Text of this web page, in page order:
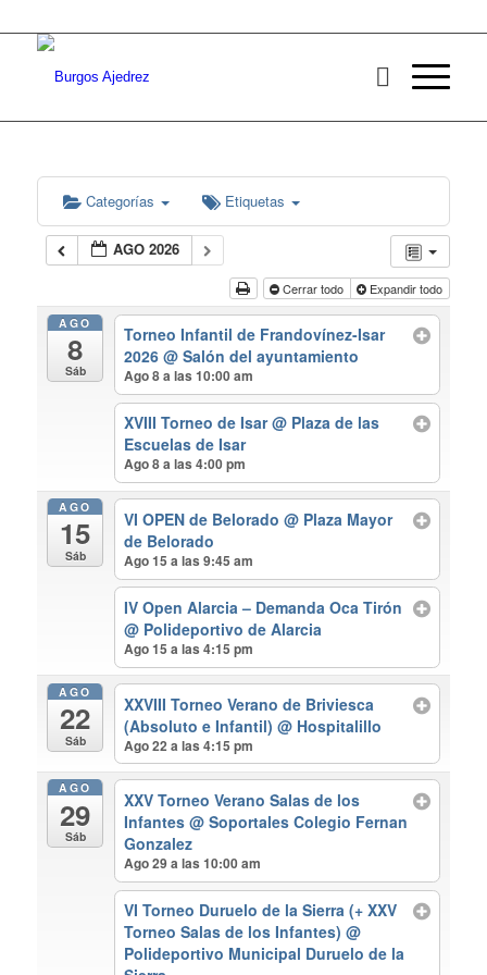
Categorías Etiquetas
AGO 2026
Cerrar todo Expandir todo
AGO
8
Sáb
Torneo Infantil de Frandovínez-Isar
2026 @ Salón del ayuntamiento
Ago 8 a las 10:00 am
XVIII Torneo de Isar@ Plaza de las
Escuelas de Isar
Ago 8 a las 4:00 pm
AGO
15
Sáb
VI OPEN de Belorado @ Plaza Mayor
de Belorado
Ago 15 a las 9:45 am
IV Open Alarcia – Demanda Oca Tirón
@ Polideportivo de Alarcia
Ago 15 a las 4:15 pm
AGO
22
Sáb
XXVIII Torneo Verano de Briviesca
(Absoluto e Infantil) @ Hospitalillo
Ago 22 a las 4:15 pm
AGO
29
Sáb
XXV Torneo Verano Salas de los
Infantes @ Soportales Colegio Fernan
Gonzalez
Ago 29 a las 10:00 am
VI Torneo Duruelo de la Sierra (+ XXV
Torneo Salas de los Infantes) @
Polideportivo Municipal Duruelo de la